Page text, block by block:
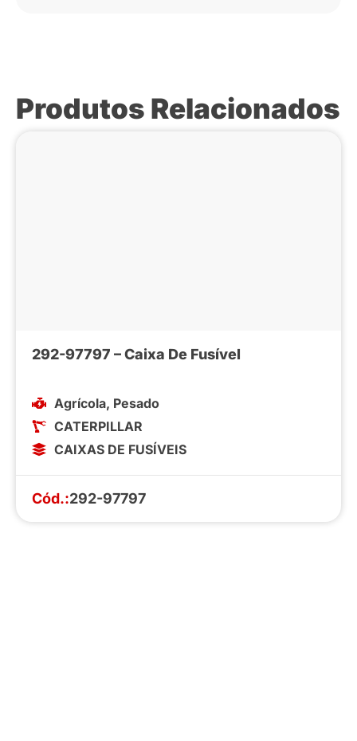
Produtos Relacionados
292-97797 – Caixa De Fusível
Agrícola, Pesado
CATERPILLAR
CAIXAS DE FUSÍVEIS
Cód.:292-97797